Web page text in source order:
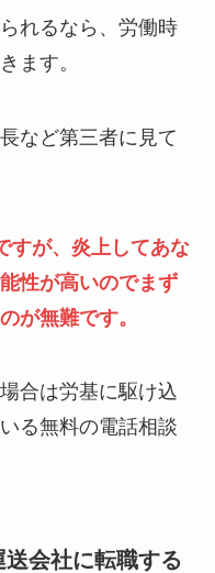
れるなら、労働時
ます。
など第三者に見て
すが、炎上してあな
性が高いのでまず
が無難です。
合は労基に駆け込
る無料の電話相談
会社に転職する